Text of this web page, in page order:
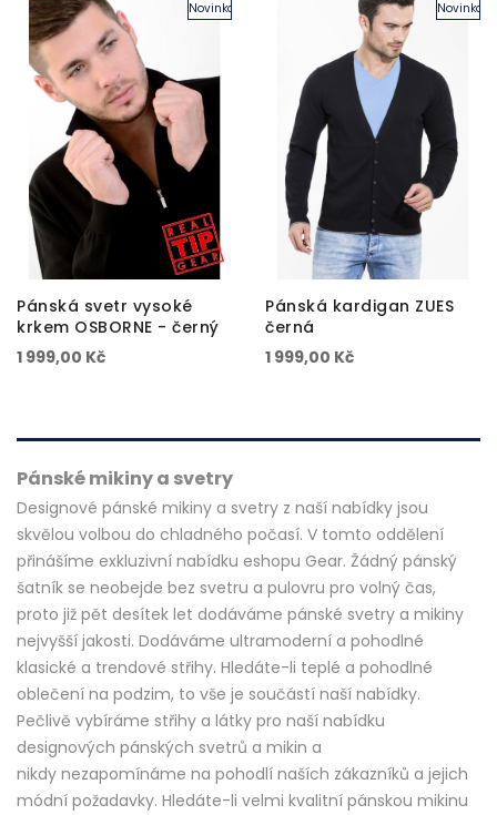
Novinka
Pánská svetr vysoké
krkem OSBORNE - černý
1 999,00 Kč
Novinka
Pánská kardigan ZUES
černá
1 999,00 Kč
Pánské mikiny a svetry
Designové pánské mikiny a svetry z naší nabídky jsou
skvělou volbou do chladného počasí. V tomto oddělení
přinášíme exkluzivní nabídku eshopu Gear. Žádný pánský
šatník se neobejde bez svetru a pulovru pro volný čas,
proto již pět desítek let dodáváme pánské svetry a mikiny
nejvyšší jakosti. Dodáváme ultramoderní a pohodlné
klasické a trendové střihy. Hledáte-li teplé a pohodlné
oblečení na podzim, to vše je součástí naší nabídky.
Pečlivě vybíráme střihy a látky pro naší nabídku
designových pánských svetrů a mikin a
nikdy nezapomínáme na pohodlí naších zákazníků a jejich
módní požadavky. Hledáte-li velmi kvalitní pánskou mikinu